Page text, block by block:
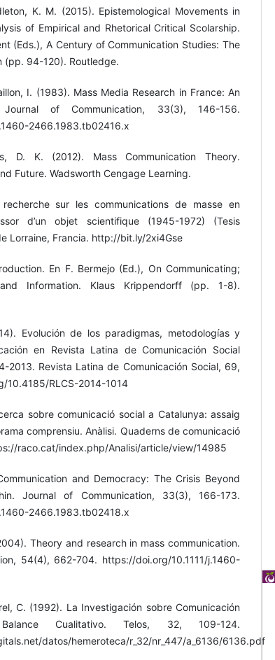
K. M. (2015). Epistemological Movements in
of Empirical and Rhetorical Critical Scolarship.
(Eds.), A Century of Communication Studies: The
(pp. 94-120). Routledge.
I. (1983). Mass Media Research in France: An
Journal of Communication, 33(3), 146-156.
2466.1983.tb02416.x
D. K. (2012). Mass Communication Theory.
Future. Wadsworth Cengage Learning.
sur les communications de masse en
d’un objet scientifique (1945-1972) (Tesis
Lorraine, Francia. http://bit.ly/2xi4Gse
En F. Bermejo (Ed.), On Communicating;
Information. Klaus Krippendorff (pp. 1-8).
Evolución de los paradigmas, metodologías y
en Revista Latina de Comunicación Social
2013. Revista Latina de Comunicación Social, 69,
RLCS-2014-1014
sobre comunicació social a Catalunya: assaig
comprensiu. Anàlisi. Quaderns de comunicació
raco.cat/index.php/Analisi/article/view/14985
and Democracy: The Crisis Beyond
Journal of Communication, 33(3), 166-173.
2466.1983.tb02418.x
Theory and research in mass communication.
54(4), 662-704. https://doi.org/10.1111/j.1460-
C. (1992). La Investigación sobre Comunicación
Cualitativo. Telos, 32, 109-124.
datos/hemeroteca/r_32/nr_447/a_6136/6136.pdf